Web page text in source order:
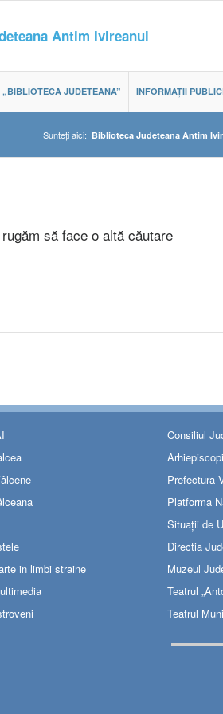
JUDETEANA” INFORMAȚII
Sunteți aici: Biblioteca Judeteana Antim
să face o altă căutare
in limbi straine
Consiliul
Prefectura
Platforma
Situații de
Directia
Muzeul
Teatrul
Teatrul